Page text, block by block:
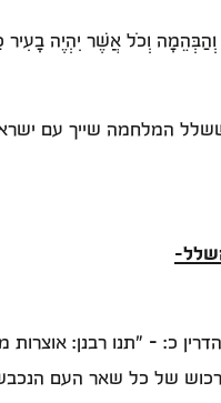
וְכֹל אֲשֶׁר יִהְיֶה
המלחמה שייך עם
כ: – "תנו רבנן:
הרכוש של כל שאר העם